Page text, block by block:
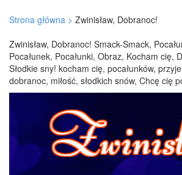
Strona główna > Zwinisław, Dobranoc!
Zwinisław, Dobranoc! Smack-Smack,
Pocałunek, Pocałunki, Obraz, Kocham cię,
Słodkie sny! kocham cię, pocałunków,
dobranoc, miłość, słodkich snów, Chcę cię